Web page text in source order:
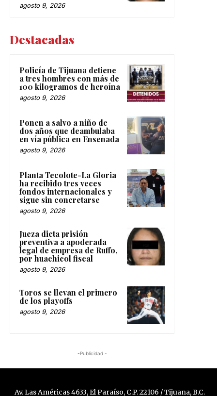
agosto 9, 2026
Destacadas
Policía de Tijuana detiene
a tres hombres con más de
100 kilogramos de heroína
agosto 9, 2026
Ponen a salvo a niño de
dos años que deambulaba
en vía pública en Ensenada
agosto 9, 2026
Planta Tecolote-La Gloria
ha recibido tres veces
fondos internacionales y
sigue sin concretarse
agosto 9, 2026
Jueza dicta prisión
preventiva a apoderada
legal de empresa de Ruffo,
por huachicol fiscal
agosto 9, 2026
Toros se llevan el primero
de los playoffs
agosto 9, 2026
-Publicidad -
Av. Las Américas 4633, El Paraíso, C.P. 22106 / Tijuana, B.C.